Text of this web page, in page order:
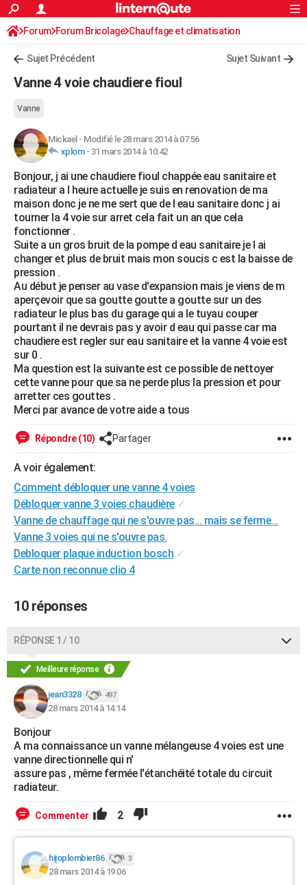
ACTUALITÉS
Politique
Société
Faits Divers
Education
Monde
Villes
+
AUTO
Essais
Réserver un essai
Citadines
Berlines
SUV
Forum auto
+HIGH-TECH
Mobiles
Meilleur smartphone
Internet
Ordinateurs
Jeux vidéo
Guide high-tech
+BRICOLAGE
Forum
Aménagement intérieur
Extérieur
Cuisine
Salle de bains
Jardinage
Rangement
WEEK-END
Guides de France
Escapades
Patrimoine
Expositions
Musées
Week-end nature
+LIFESTYLE
Art de vivre
Bien-être
Loisirs
Mode
Modes de vie
SANTE
Alimentation
Guide de la santé
Maladies
Médicaments
Sommeil
VOYAGE
Destinations
City break
Voyage nature
Voyage de noces
Forum
PHOTO
GUIDES D'ACHAT
BONS PLANS
CARTE DE VOEUX
Carte de Noël
Carte Bonne année
Carte Saint-Valentin
Carte Pâques
Carte d'anniversaire
DICTIONNAIRE
PROGRAMME TV
COPAINS D'AVANT
S'inscrire
Se connecter
Lycées
Collèges
Primaires
Universités
Entreprises
Service militaire
Avis de recherche
AVIS DE DÉCÈS
FORUM
Bricolage
Lifestyle
Culture
Sport
Auto
Television
Voyage
Cinema
Rechercher
S'inscrire
Connexion
Forum Forum Bricolage Chauffage et climatisation
Sujet Précédent Sujet Suivant
Vanne 4 voie chaudiere fioul
Vanne
Mickael - Modifié le 28 mars 2014 à 07:56
xplom- 31 mars 2014 à 10:42
Bonjour, j ai une chaudiere fioul chappée eau sanitaire et
radiateur a l heure actuelle je suis en renovation de ma
maison donc je ne me sert que de l eau sanitaire donc j ai
tourner la 4 voie sur arret cela fait un an que cela
fonctionner .
Suite a un gros bruit de la pompe d eau sanitaire je l ai
changer et plus de bruit mais mon soucis c est la baisse de
pression .
Au début je penser au vase d'expansion mais je viens de m
aperçevoir que sa goutte goutte a goutte sur un des
radiateur le plus bas du garage qui a le tuyau couper
pourtant il ne devrais pas y avoir d eau qui passe car ma
chaudiere est regler sur eau sanitaire et la vanne 4 voie est
sur 0 .
Ma question est la suivante est ce possible de nettoyer
cette vanne pour que sa ne perde plus la pression et pour
arretter ces gouttes .
Merci par avance de votre aide a tous
Répondre (10) Partager
A voir également:
Comment débloquer une vanne 4 voies
Débloquer vanne 3 voies chaudière ✓
Vanne de chauffage qui ne s'ouvre pas... mais se ferme...
Vanne 3 voies qui ne s'ouvre pas.
Debloquer plaque induction bosch ✓
Carte non reconnue clio 4
10 réponses
RÉPONSE 1 / 10
Meilleure réponse
jean3328 497
28 mars 2014 à 14:14
Bonjour
A ma connaissance un vanne mélangeuse 4 voies est une
vanne directionnelle qui n'
assure pas , même fermée l'étanchéité totale du circuit
radiateur.
Commenter 2
hijoplombier86 3
28 mars 2014 à 19:06